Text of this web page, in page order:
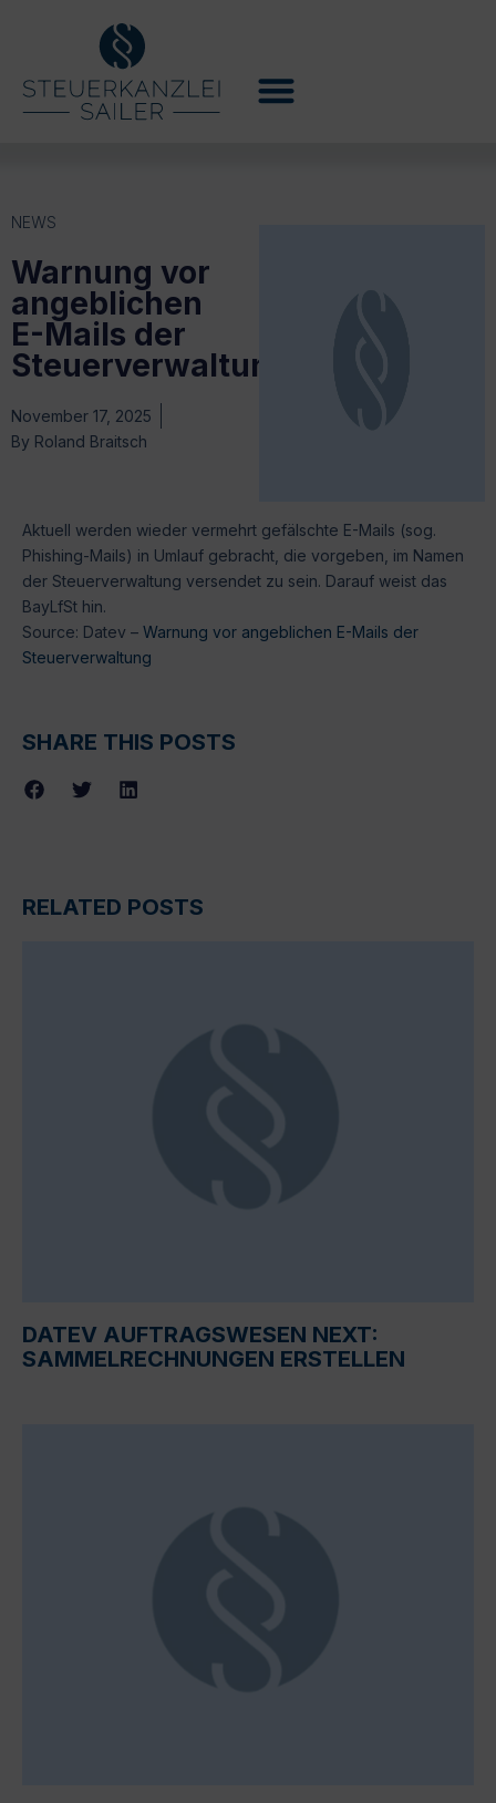
NEWS
Warnung vor
angeblichen
E-Mails der
Steuerverwaltung
November 17, 2025
By Roland Braitsch
Aktuell werden wieder vermehrt gefälschte E-Mails (sog.
Phishing-Mails) in Umlauf gebracht, die vorgeben, im Namen
der Steuerverwaltung versendet zu sein. Darauf weist das
BayLfSt hin.
Source: Datev – Warnung vor angeblichen E-Mails der
Steuerverwaltung
SHARE THIS POSTS
RELATED POSTS
DATEV AUFTRAGSWESEN NEXT:
SAMMELRECHNUNGEN ERSTELLEN